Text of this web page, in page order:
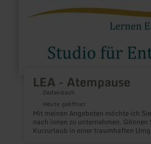
LEA - Atempause
Dedenbach
Heute geöffnet
Mit meinen Angeboten möchte ich
nach innen zu unternehmen.
Kurzurlaub in einer traumhaften
Atempause